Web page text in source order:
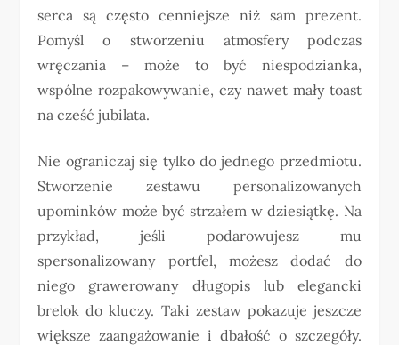
serca są często cenniejsze niż sam prezent.
Pomyśl o stworzeniu atmosfery podczas
wręczania – może to być niespodzianka,
wspólne rozpakowywanie, czy nawet mały toast
na cześć jubilata.
Nie ograniczaj się tylko do jednego przedmiotu.
Stworzenie zestawu personalizowanych
upominków może być strzałem w dziesiątkę. Na
przykład, jeśli podarowujesz mu
spersonalizowany portfel, możesz dodać do
niego grawerowany długopis lub elegancki
brelok do kluczy. Taki zestaw pokazuje jeszcze
większe zaangażowanie i dbałość o szczegóły.